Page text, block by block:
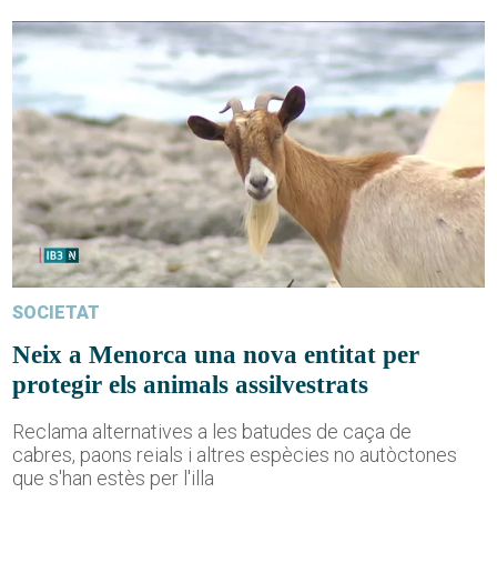
SOCIETAT
Neix a Menorca una nova entitat per
protegir els animals assilvestrats
Reclama alternatives a les batudes de caça de
cabres, paons reials i altres espècies no autòctones
que s'han estès per l'illa